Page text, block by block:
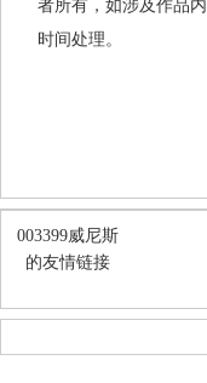
者所有，如涉及作品
时间处理。
003399威尼斯
的友情链接